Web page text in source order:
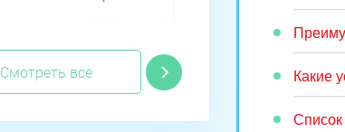
Какие
Список
Смотреть все